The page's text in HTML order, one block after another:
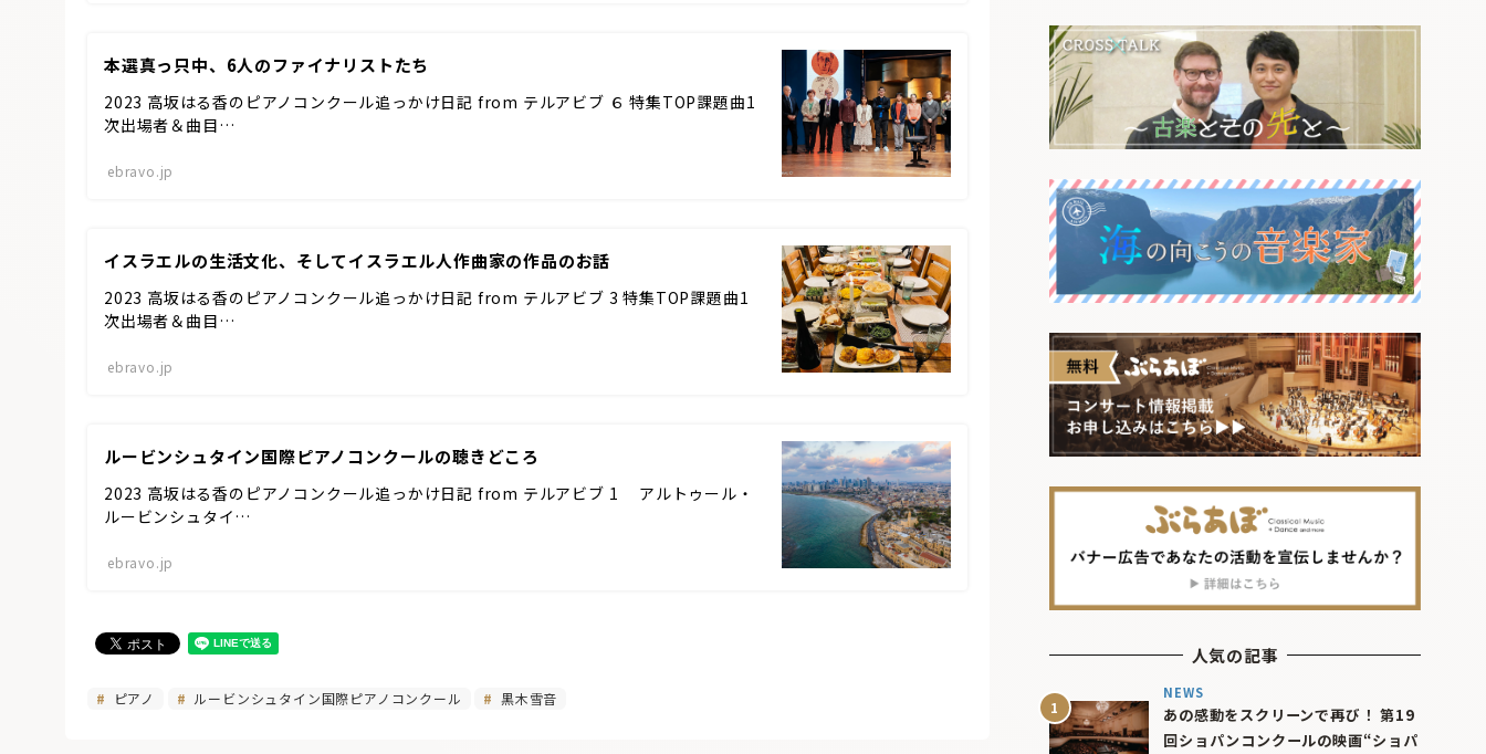
本選真っ只中、6人のファイナリストたち
2023 高坂はる香のピアノコンクール追っかけ日記 from テルアビブ ６ 特集TOP課題曲1
次出場者＆曲目…
ebravo.jp
イスラエルの生活文化、そしてイスラエル人作曲家の作品のお話
2023 高坂はる香のピアノコンクール追っかけ日記 from テルアビブ 3 特集TOP課題曲1
次出場者＆曲目…
ebravo.jp
ルービンシュタイン国際ピアノコンクールの聴きどころ
2023 高坂はる香のピアノコンクール追っかけ日記 from テルアビブ 1 アルトゥール・
ルービンシュタイ…
ebravo.jp
ピアノ ルービンシュタイン国際ピアノコンクール 黒木雪音
人気の記事
NEWS
あの感動をスクリーンで再び！ 第19
回ショパンコンクールの映画“ショパ